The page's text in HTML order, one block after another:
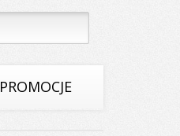
PROMOCJE